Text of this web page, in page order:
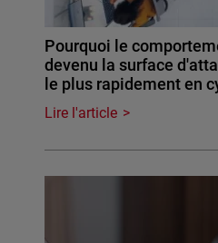
Pourquoi le
devenu la surface
le plus rapidement en
Lire l'article